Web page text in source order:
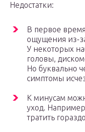
Недостатки:
В первое
ощущения из-
У некоторых
головы,
Но буквально
симптомы
К минусам
уход.
тратить